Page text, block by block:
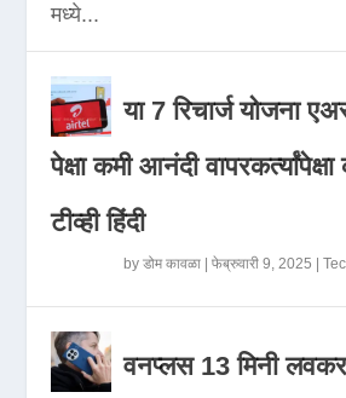
मध्ये...
या 7 रिचार्ज योजना
पेक्षा कमी आनंदी
टीव्ही हिंदी
byडोम कावळा |फेब्रुवारी 9, 2025 |
वनप्लस 13 मिनी